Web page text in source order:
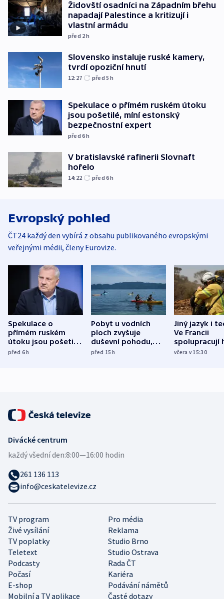
Židovští osadníci na Západním břehu
napadají Palestince a kritizují i
vlastní armádu
před 2h
Slovensko instaluje ruské kamery,
tvrdí opoziční hnutí
12:27 před 5h
Spekulace o přímém ruském útoku
jsou pošetilé, míní estonský
bezpečnostní expert
před 6h
V bratislavské rafinerii Slovnaft
hořelo
14:22 před 6h
Evropský pohled
ČT24 každý den vybírá z obsahu publikovaného evropskými
veřejnými médii, členy Eurovize.
Spekulace o
přímém ruském
útoku jsou pošetilé,
míní estonský
před 6h
Pobyt u vodních
ploch zvyšuje
duševní pohodu,
ukázala
před 15h
Jiný jazyk i
Ve Francii
spolupracují
různých zemí
včera v 15:30
TV program
Pro média
Živé vysílání
Reklama
TV poplatky
Studio Brno
Teletext
Studio Ostrava
Podcasty
Rada ČT
Počasí
Kariéra
E-shop
Podávání námětů
Mobilní a TV aplikace
Časté dotazy
Divácké centrum
každý všední den:8:00—16:00 hodin
261 136 113
info@ceskatelevize.cz